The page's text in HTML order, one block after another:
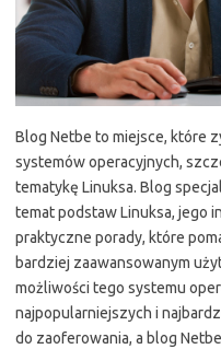
Blog Netbe to miejsce, które
systemów operacyjnych,
tematykę Linuksa. Blog
temat podstaw Linuksa, jego
praktyczne porady, które
bardziej zaawansowanym
możliwości tego systemu
najpopularniejszych i
do zaoferowania, a blog